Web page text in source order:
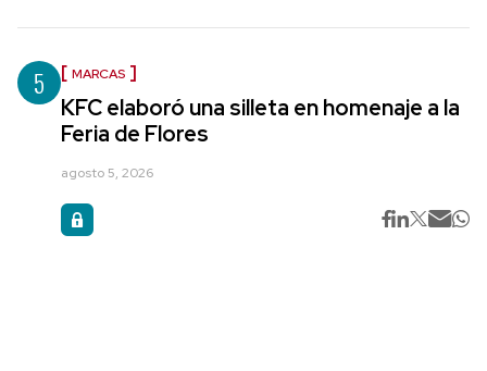
5 MARCAS
KFC elaboró una silleta en homenaje a la
Feria de Flores
agosto 5, 2026